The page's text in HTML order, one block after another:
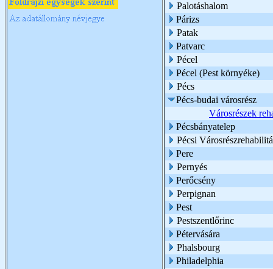
Palotáshalom
Párizs
Patak
Patvarc
Pécel
Pécel (Pest környéke)
Pécs
Pécs-budai városrész
Városrészek
Pécsbányatelep
Pécsi
Pere
Pernyés
Perőcsény
Perpignan
Pest
Pestszentlőrinc
Pétervására
Phalsbourg
Philadelphia